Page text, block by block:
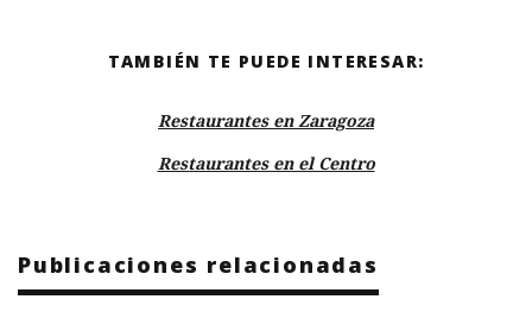
TAMBIÉN TE PUEDE INTERESAR:
Restaurantes en Zaragoza
Restaurantes en el Centro
Publicaciones relacionadas